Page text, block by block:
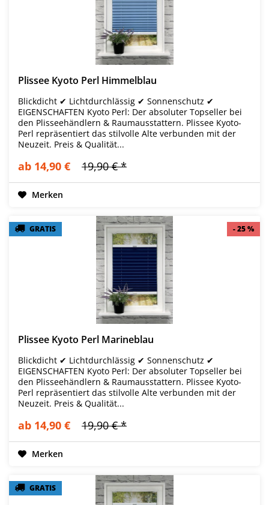
Plissee Kyoto Perl Himmelblau
Blickdicht ✔ Lichtdurchlässig ✔ Sonnenschutz ✔
EIGENSCHAFTEN Kyoto Perl: Der absoluter Topseller bei
den Plisseehändlern & Raumausstattern. Plissee Kyoto-
Perl repräsentiert das stilvolle Alte verbunden mit der
Neuzeit. Preis & Qualität...
ab 14,90 € 19,90 € *
Merken
GRATIS - 25 %
GRATIS - 25 %
Plissee Kyoto Perl Marineblau
Blickdicht ✔ Lichtdurchlässig ✔ Sonnenschutz ✔
EIGENSCHAFTEN Kyoto Perl: Der absoluter Topseller bei
den Plisseehändlern & Raumausstattern. Plissee Kyoto-
Perl repräsentiert das stilvolle Alte verbunden mit der
Neuzeit. Preis & Qualität...
ab 14,90 € 19,90 € *
Merken
GRATIS
GRATIS